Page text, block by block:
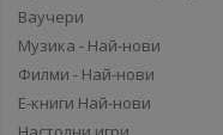
Ваучери
Музика - Най-нови
Филми - Най-нови
Е-книги Най-нови